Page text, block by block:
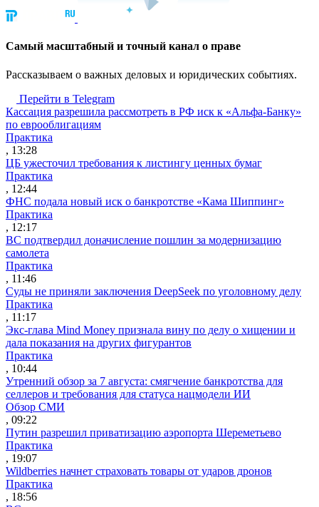
Cамый масштабный и точный канал о праве
Рассказываем о важных деловых и юридических событиях.
Перейти в Telegram
Кассация разрешила рассмотреть в РФ иск к «Альфа-Банку»
по еврооблигациям
Практика
, 13:28
ЦБ ужесточил требования к листингу ценных бумаг
Практика
, 12:44
ФНС подала новый иск о банкротстве «Кама Шиппинг»
Практика
, 12:17
ВС подтвердил доначисление пошлин за модернизацию
самолета
Практика
, 11:46
Суды не приняли заключения DeepSeek по уголовному делу
Практика
, 11:17
Экс-глава Mind Money признала вину по делу о хищении и
дала показания на других фигурантов
Практика
, 10:44
Утренний обзор за 7 августа: смягчение банкротства для
селлеров и требования для статуса нацмодели ИИ
Обзор СМИ
, 09:22
Путин разрешил приватизацию аэропорта Шереметьево
Практика
, 19:07
Wildberries начнет страховать товары от ударов дронов
Практика
, 18:56